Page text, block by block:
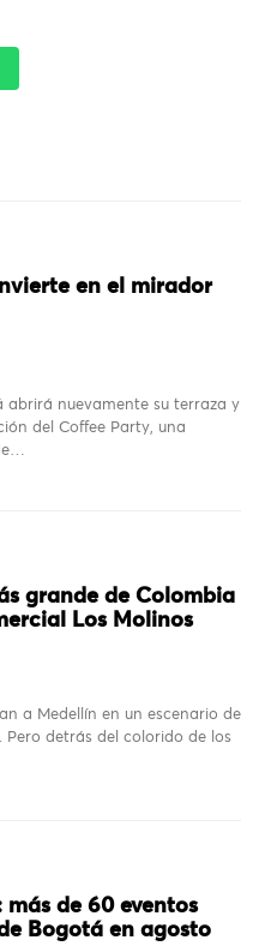
en el mirador
abrirá nuevamente su terraza y
del Coffee Party, una
grande de Colombia
Los Molinos
a Medellín en un escenario de
detrás del colorido de los
más de 60 eventos
Bogotá en agosto